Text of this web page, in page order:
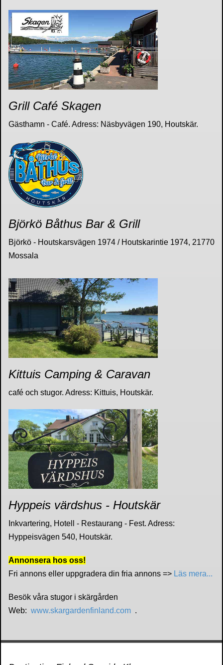
Grill Café Skagen
Gästhamn - Café. Adress: Näsbyvägen 190, Houtskär.
Björkö Båthus Bar & Grill
Björkö - Houtskarsvägen 1974 / Houtskarintie 1974, 21770
Mossala
Kittuis Camping & Caravan
café och stugor. Adress: Kittuis, Houtskär.
Hyppeis värdshus - Houtskär
Inkvartering, Hotell - Restaurang - Fest. Adress:
Hyppeisvägen 540, Houtskär.
Annonsera hos oss!
Fri annons eller uppgradera din fria annons => Läs mera...
Besök våra stugor i skärgården
Web: www.skargardenfinland.com .